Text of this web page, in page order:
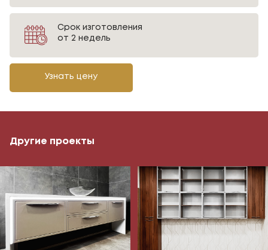
Срок изготовления
от 2 недель
Узнать цену
Другие проекты